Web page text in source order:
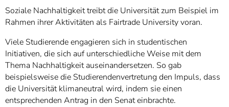
Soziale Nachhaltigkeit treibt die Universität zum Beispiel im
Rahmen ihrer Aktivitäten als Fairtrade University voran.
Viele Studierende engagieren sich in studentischen
Initiativen, die sich auf unterschiedliche Weise mit dem
Thema Nachhaltigkeit auseinandersetzen. So gab
beispielsweise die Studierendenvertretung den Impuls, dass
die Universität klimaneutral wird, indem sie einen
entsprechenden Antrag in den Senat einbrachte.